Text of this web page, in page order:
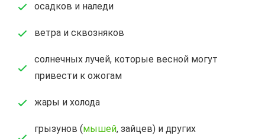
осадков и наледи
ветра и сквозняков
солнечных лучей, которые весной могут
привести к ожогам
жары и холода
грызунов (мышей, зайцев) и других